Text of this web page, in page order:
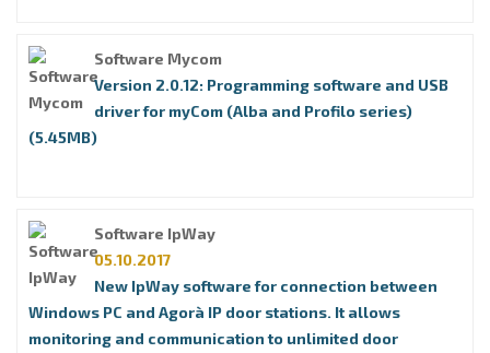
Software Mycom
Version 2.0.12: Programming software and USB
driver for myCom (Alba and Profilo series)
(5.45MB)
Software IpWay
05.10.2017
New IpWay software for connection between
Windows PC and Agorà IP door stations. It allows
monitoring and communication to unlimited door